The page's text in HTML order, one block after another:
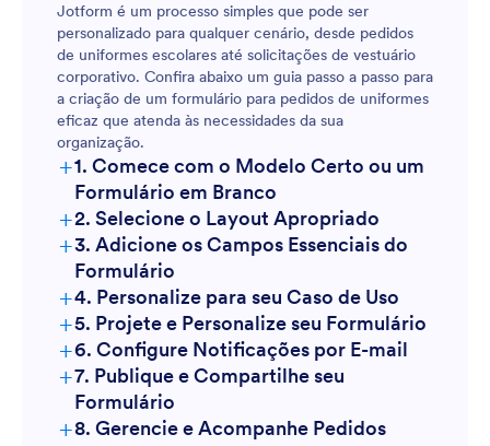
Jotform é um processo simples que pode ser
personalizado para qualquer cenário, desde pedidos
de uniformes escolares até solicitações de vestuário
corporativo. Confira abaixo um guia passo a passo para
a criação de um formulário para pedidos de uniformes
eficaz que atenda às necessidades da sua
organização.
+1. Comece com o Modelo Certo ou um
Formulário em Branco
+2. Selecione o Layout Apropriado
+3. Adicione os Campos Essenciais do
Formulário
+4. Personalize para seu Caso de Uso
+5. Projete e Personalize seu Formulário
+6. Configure Notificações por E-mail
+7. Publique e Compartilhe seu
Formulário
+8. Gerencie e Acompanhe Pedidos